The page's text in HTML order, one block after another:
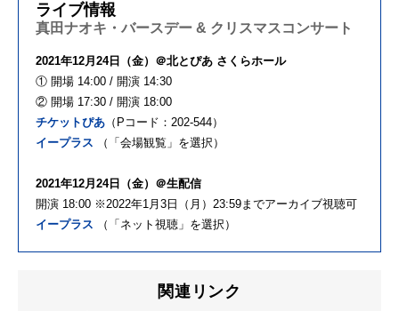
ライブ情報
真田ナオキ・バースデー & クリスマスコンサート
2021年12月24日（金）＠北とぴあ さくらホール
① 開場 14:00 / 開演 14:30
② 開場 17:30 / 開演 18:00
チケットぴあ （Pコード：202-544）
イープラス （「会場観覧」を選択）
2021年12月24日（金）＠生配信
開演 18:00 ※2022年1月3日（月）23:59までアーカイブ視聴可
イープラス （「ネット視聴」を選択）
関連リンク